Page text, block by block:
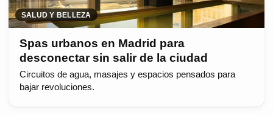
SALUD Y BELLEZA
Spas urbanos en Madrid para
desconectar sin salir de la ciudad
Circuitos de agua, masajes y espacios pensados para
bajar revoluciones.